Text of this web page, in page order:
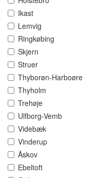
Ikast
Lemvig
Ringkøbing
Skjern
Struer
Thyborøn-Harboøre
Thyholm
Trehøje
Ulfborg-Vemb
Videbæk
Vinderup
Åskov
Ebeltoft